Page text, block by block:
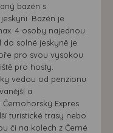
bazén s
Bazén je
4 osoby najednou.
do solné jeskyně je
pro svou vysokou
pro hosty.
vedou od penzionu
a
Expres
turistické trasy nebo
či na kolech z Černé